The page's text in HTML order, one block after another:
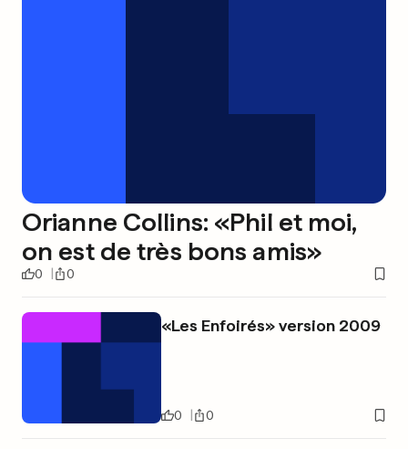
Orianne Collins: «Phil et moi,
on est de très bons amis»
0 0
«Les Enfoirés» version 2009
0 0